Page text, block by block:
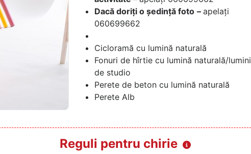
Dacă doriți o ședință foto – apelați
060699662
Cicloramă cu lumină naturală
Fonuri de hîrtie cu lumină naturală/lumini
de studio
Perete de beton cu lumină naturală
Perete Alb
Reguli pentru chirie